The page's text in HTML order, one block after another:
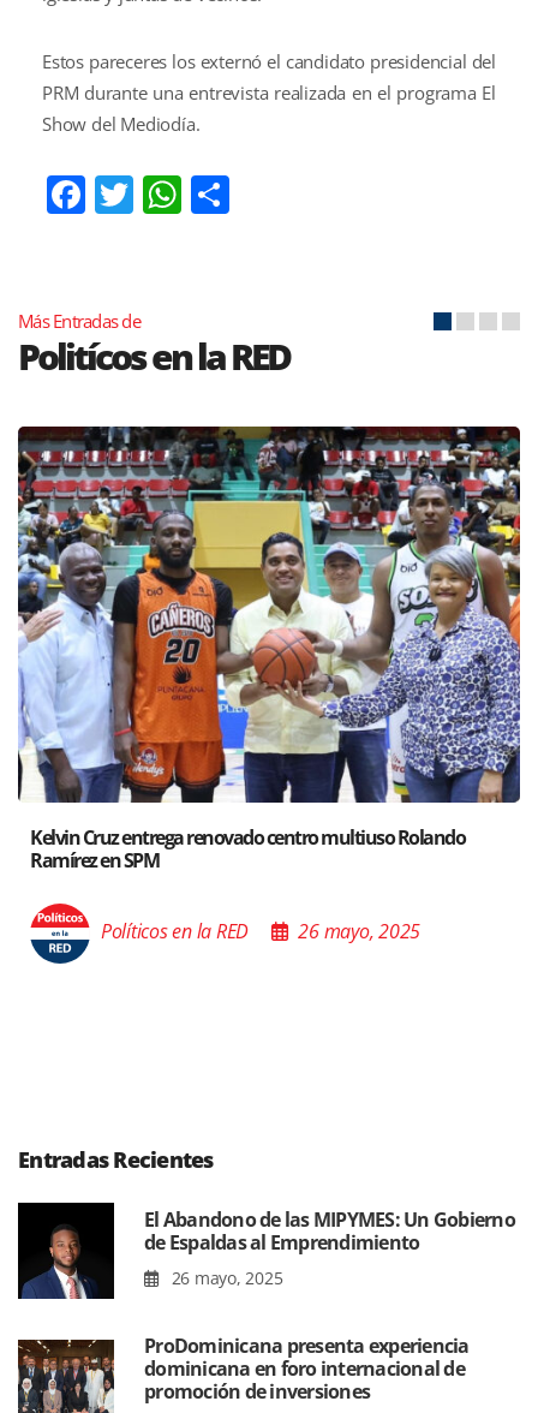
Estos pareceres los externó el candidato presidencial del
PRM durante una entrevista realizada en el programa El
Show del Mediodía.
Facebook
TwitterWhatsApp
Más Entradas de
Politícos en la RED
Rolando
Santiago acoge exposición del Ministro de
Políticos en la RED
Entradas Recientes
El Abandono de las MIPYMES: Un Gobierno
de Espaldas al Emprendimiento
26 mayo, 2025
ProDominicana presenta experiencia
dominicana en foro internacional de
promoción de inversiones